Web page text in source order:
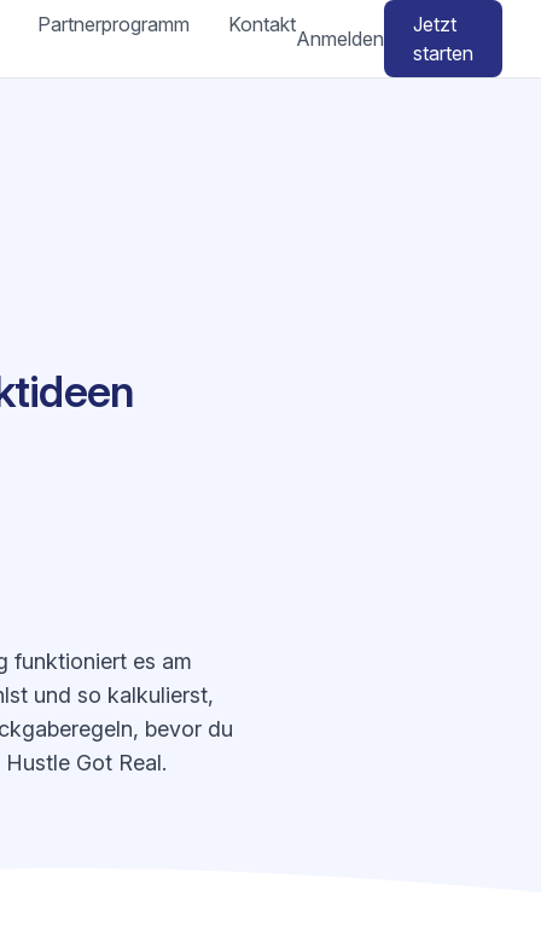
Partnerprogramm Kontakt
Anmelden
Jetzt
starten
funktioniert es am
und so kalkulierst,
bevor du
Got Real.